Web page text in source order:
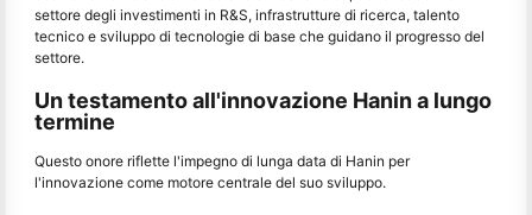
settore degli investimenti in R&S, infrastrutture di ricerca, talento
tecnico e sviluppo di tecnologie di base che guidano il progresso del
settore.
Un testamento all'innovazione Hanin a lungo
termine
Questo onore riflette l'impegno di lunga data di Hanin per
l'innovazione come motore centrale del suo sviluppo.